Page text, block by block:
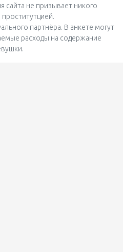
сайта не призывает никого
проститутцией.
партнёра. В анкете могут
расходы на содержание